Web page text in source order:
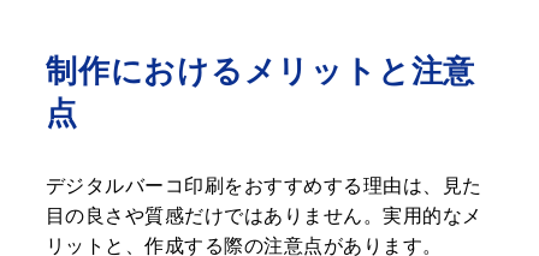
制作におけるメリットと注意
点
デジタルバーコ印刷をおすすめする理由は、見た
目の良さや質感だけではありません。実用的なメ
リットと、作成する際の注意点があります。